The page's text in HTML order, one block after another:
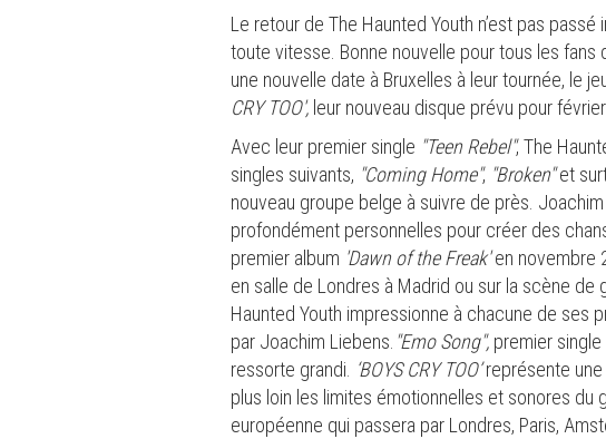
Le retour de The Haunted Youth n’est pas
toute vitesse. Bonne nouvelle pour tous les
une nouvelle date à Bruxelles à leur tournée, le
CRY TOO', leur nouveau disque prévu pour
Avec leur premier single "Teen Rebel", The
singles suivants, "Coming Home", "Broken"et
nouveau groupe belge à suivre de près.
profondément personnelles pour créer des
premier album 'Dawn of the Freak'en novembre
en salle de Londres à Madrid ou sur la scène
Haunted Youth impressionne à chacune de ses
par Joachim Liebens. "Emo Song", premier
ressorte grandi. ‘BOYS CRY TOO’représente
plus loin les limites émotionnelles et sonores du
européenne qui passera par Londres, Paris,